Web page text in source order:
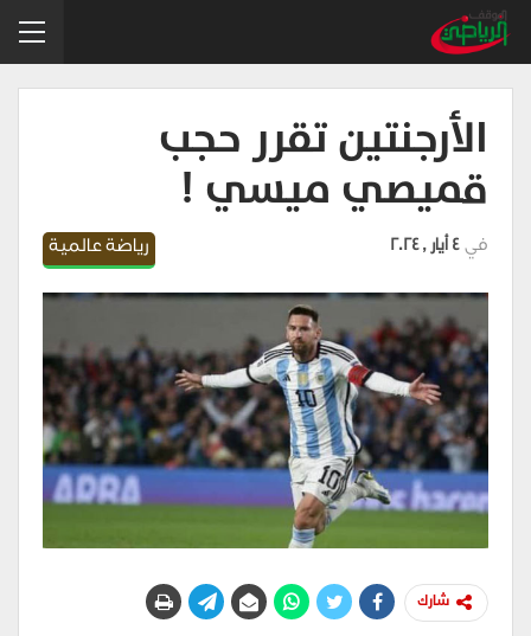
الأرجنتين تقرر حجب
قميصي ميسي !
رياضة عالمية في 4 أيار , 2024
شارك